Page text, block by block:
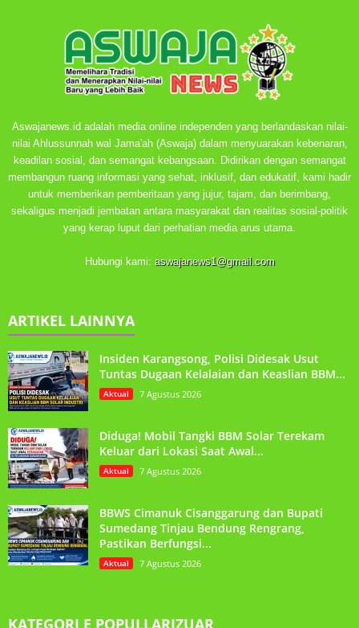
Aswajanews.id adalah media online independen yang berlandaskan nilai-
nilai Ahlussunnah wal Jama'ah (Aswaja) dalam menyuarakan kebenaran,
keadilan sosial, dan semangat kebangsaan. Didirikan dengan semangat
membangun ruang informasi yang sehat, inklusif, dan edukatif, kami hadir
untuk memberikan pemberitaan yang jujur, tajam, dan berimbang,
sekaligus menjadi jembatan antara masyarakat dan realitas sosial-politik
yang kerap luput dari perhatian media arus utama.
Hubungi kami: aswajanews1@gmail.com
ARTIKEL LAINNYA
Insiden Karangsong, Polisi Didesak Usut
Tuntas Dugaan Kelalaian dan Keaslian BBM...
Aktual 7 Agustus 2026
Diduga! Mobil Tangki BBM Solar Terekam
Keluar dari Lokasi Saat Awal...
Aktual 7 Agustus 2026
BBWS Cimanuk Cisanggarung dan Bupati
Sumedang Tinjau Bendung Rengrang,
Pastikan Berfungsi...
Aktual 7 Agustus 2026
KATEGORI E POPULLARIZUAR